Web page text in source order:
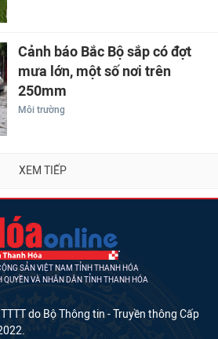
Cảnh báo Bắc Bộ sắp có đợt
mưa lớn, một số nơi trên
250mm
Môi trường
XEM TIẾP
SẢN VIỆT NAM TỈNH THANH HÓA
QUYỀN VÀ NHÂN DÂN TỈNH THANH HÓA
do Bộ Thông tin - Truyền thông Cấp